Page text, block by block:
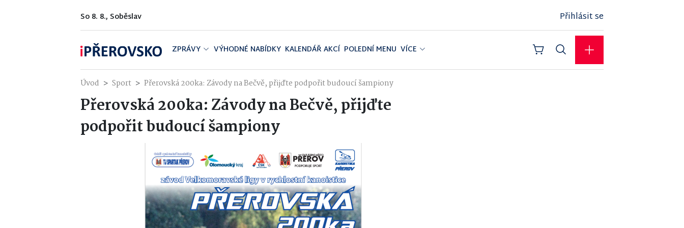
So 8. 8., Soběslav Přihlásit se
ZPRÁVY VÝHODNÉ NABÍDKY KALENDÁŘ AKCÍ POLEDNÍ MENU VÍCE
Úvod Sport Přerovská 200ka: Závody na Bečvě, přijďte podpořit budoucí šampiony
Přerovská 200ka: Závody na Bečvě, přijďte
podpořit budoucí šampiony